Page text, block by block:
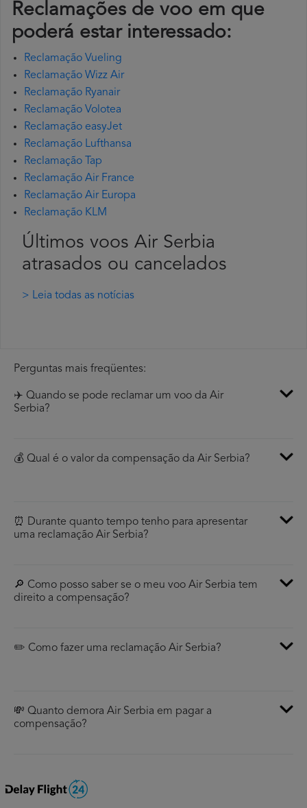
Reclamações de voo em que
poderá estar interessado:
Reclamação Vueling
Reclamação Wizz Air
Reclamação Ryanair
Reclamação Volotea
Reclamação easyJet
Reclamação Lufthansa
Reclamação Tap
Reclamação Air France
Reclamação Air Europa
Reclamação KLM
Últimos voos Air Serbia
atrasados ou cancelados
> Leia todas as notícias
Perguntas mais freqüentes:
✈️ Quando se pode reclamar um voo da Air
Serbia?
💰 Qual é o valor da compensação da Air Serbia?
⏰ Durante quanto tempo tenho para apresentar
uma reclamação Air Serbia?
🔎 Como posso saber se o meu voo Air Serbia tem
direito a compensação?
✏️ Como fazer uma reclamação Air Serbia?
💸 Quanto demora Air Serbia em pagar a
compensação?